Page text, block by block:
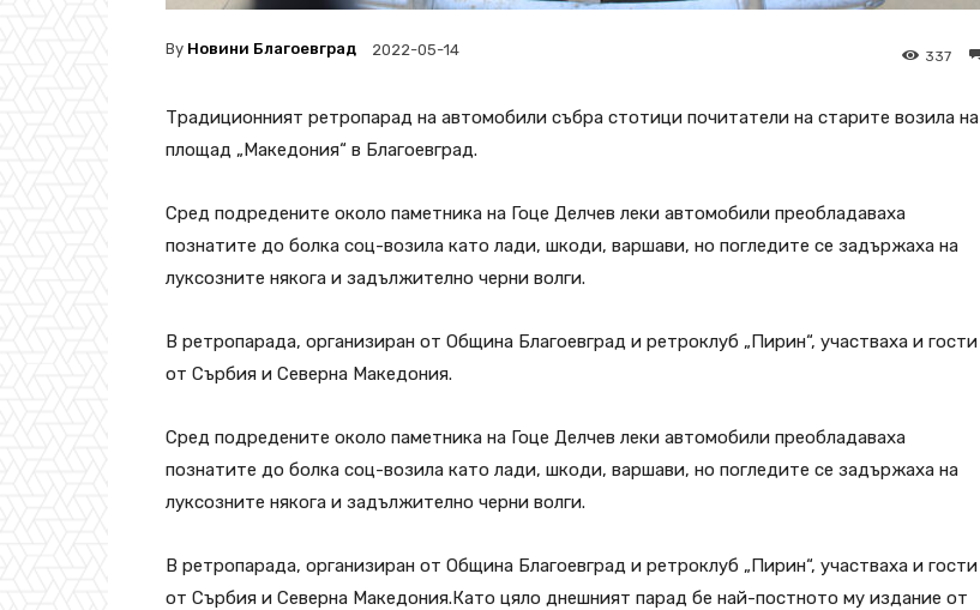
By Новини Благоевград 2022-05-14 337
Традиционният ретропарад на автомобили събра стотици почитатели на старите возила на
площад „Македония“ в Благоевград.
Сред подредените около паметника на Гоце Делчев леки автомобили преобладаваха
познатите до болка соц-возила като лади, шкоди, варшави, но погледите се задържаха на
луксозните някога и задължително черни волги.
В ретропарада, организиран от Община Благоевград и ретроклуб „Пирин“, участваха и гости
от Сърбия и Северна Македония.
Сред подредените около паметника на Гоце Делчев леки автомобили преобладаваха
познатите до болка соц-возила като лади, шкоди, варшави, но погледите се задържаха на
луксозните някога и задължително черни волги.
В ретропарада, организиран от Община Благоевград и ретроклуб „Пирин“, участваха и гости
от Сърбия и Северна Македония.Като цяло днешният парад бе най-постното му издание от